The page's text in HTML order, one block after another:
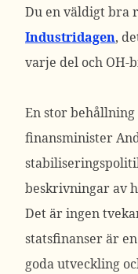
Du en väldigt bra
Industridagen,
varje del och OH-
En stor
finansminister
beskrivningar av
Det är ingen
statsfinanser är
goda utveckling